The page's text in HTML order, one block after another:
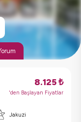
8.125₺
'den Başlayan Fiyatlar
Jakuzi